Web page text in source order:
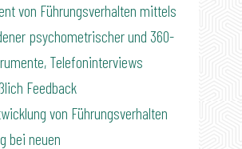
von Führungsverhalten mittels
psychometrischer und 360-
Telefoninterviews
Feedback
von Führungsverhalten
bei neuen